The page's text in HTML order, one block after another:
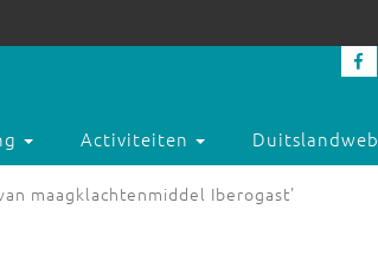
Activiteiten Duitslandweb
maagklachtenmiddel Iberogast'